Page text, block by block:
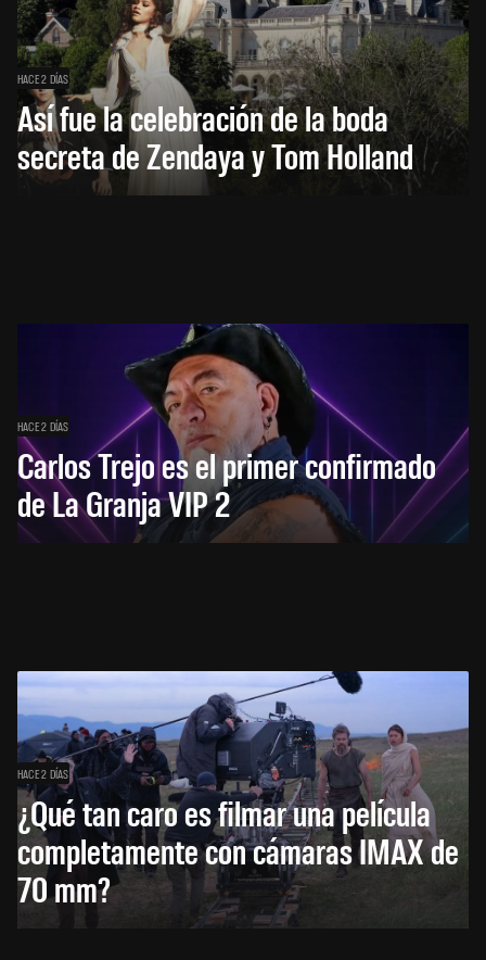
HACE 2 DÍAS
Así fue la celebración de la boda
secreta de Zendaya y Tom Holland
HACE 2 DÍAS
Carlos Trejo es el primer confirmado
de La Granja VIP 2
HACE 2 DÍAS
¿Qué tan caro es filmar una película
completamente con cámaras IMAX de
70 mm?